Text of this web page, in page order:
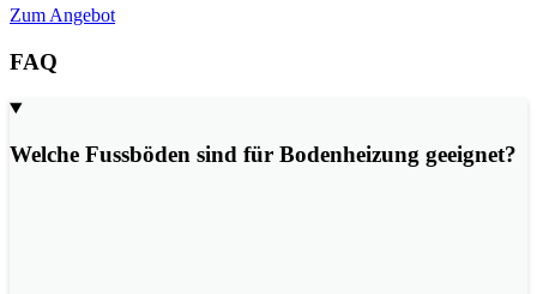
Zum Angebot
FAQ
Welche Fussböden sind für Bodenheizung geeignet?